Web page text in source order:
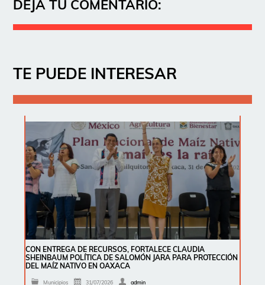
DEJA TU COMENTARIO:
TE PUEDE INTERESAR
CON ENTREGA DE RECURSOS, FORTALECE CLAUDIA
SHEINBAUM POLÍTICA DE SALOMÓN JARA PARA PROTECCIÓN
DEL MAÍZ NATIVO EN OAXACA
Municipios 31/07/2026 admin